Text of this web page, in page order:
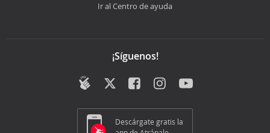
Ir al Centro de ayuda
¡Síguenos!
Descárgate gratis la